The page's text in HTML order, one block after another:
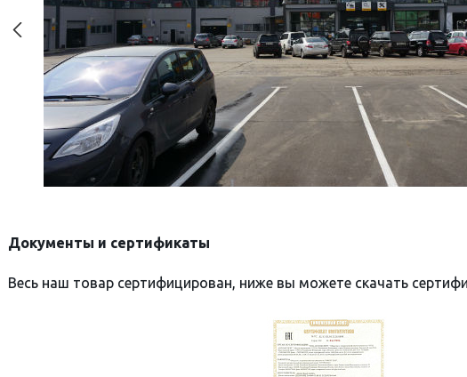
Документы и сертификаты
Весь наш товар сертифицирован, ниже вы можете скачать